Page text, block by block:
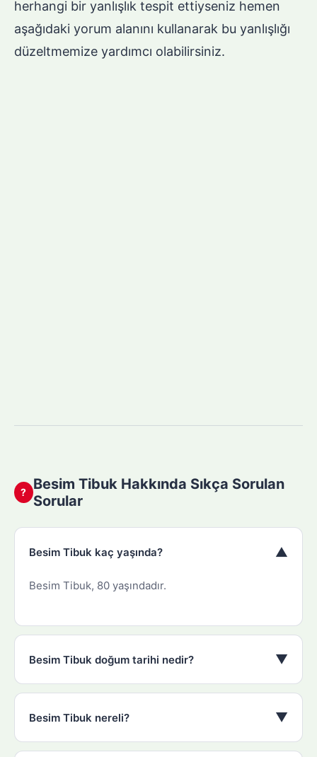
herhangi bir yanlışlık tespit ettiyseniz hemen
aşağıdaki yorum alanını kullanarak bu yanlışlığı
düzeltmemize yardımcı olabilirsiniz.
?
Besim Tibuk Hakkında Sıkça Sorulan
Sorular
Besim Tibuk kaç yaşında? ▼
Besim Tibuk, 80 yaşındadır.
Besim Tibuk doğum tarihi nedir? ▼
Besim Tibuk nereli? ▼